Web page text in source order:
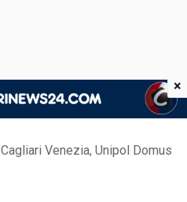
Cagliari Venezia, Unipol Domus
×